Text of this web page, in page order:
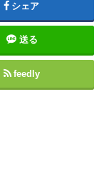
シェア
送る
feedly